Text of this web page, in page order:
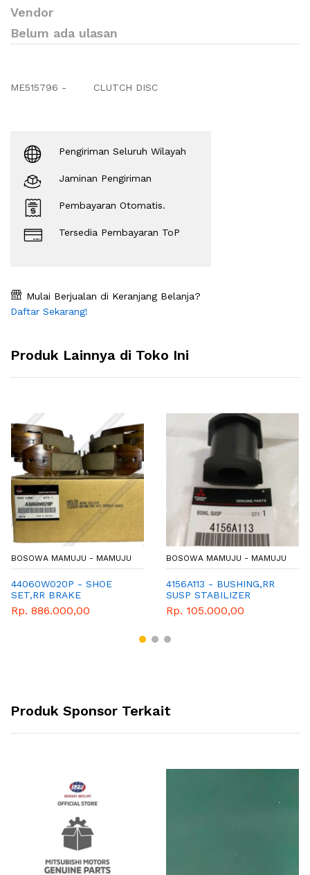
Vendor
Belum ada ulasan
ME515796 - CLUTCH DISC
Pengiriman Seluruh Wilayah
Jaminan Pengiriman
Pembayaran Otomatis.
Tersedia Pembayaran ToP
Mulai Berjualan di Keranjang Belanja?
Daftar Sekarang!
Produk Lainnya di Toko Ini
BOSOWA MAMUJU - MAMUJU
44060W020P - SHOE
SET,RR BRAKE
Rp. 886.000,00
BOSOWA MAMUJU - MAMUJU
4156A113 - BUSHING,RR
SUSP STABILIZER
Rp. 105.000,00
Produk Sponsor Terkait